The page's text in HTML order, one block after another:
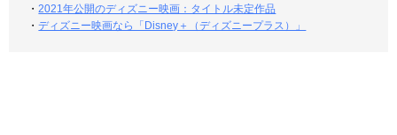
・2021年公開のディズニー映画：タイトル未定作品
・ディズニー映画なら「Disney＋（ディズニープラス）」